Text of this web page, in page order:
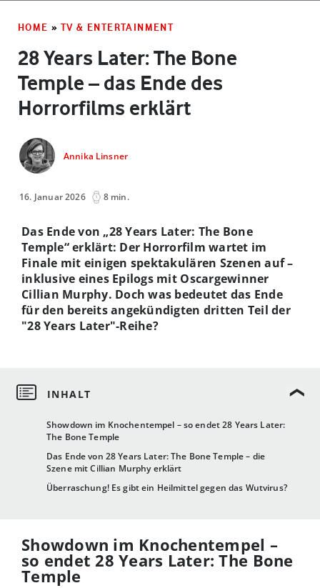
HOME » TV & ENTERTAINMENT
28 Years Later: The Bone
Temple – das Ende des
Horrorfilms erklärt
Annika Linsner
16. Januar 2026 8 min.
Showdown im Knochentempel – so endet 28 Years Later:
The Bone Temple
Das Ende von 28 Years Later: The Bone Temple – die
Szene mit Cillian Murphy erklärt
Überraschung! Es gibt ein Heilmittel gegen das Wutvirus?
Das Ende von „28 Years Later: The Bone
Temple“ erklärt: Der Horrorfilm wartet im
Finale mit einigen spektakulären Szenen auf –
inklusive eines Epilogs mit Oscargewinner
Cillian Murphy. Doch was bedeutet das Ende
für den bereits angekündigten dritten Teil der
"28 Years Later"-Reihe?
Showdown im Knochentempel –
so endet 28 Years Later: The Bone
Temple